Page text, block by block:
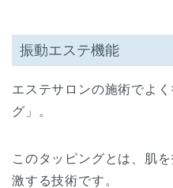
振動エステ機能
エステサロンの施術でよ
グ」。
このタッピングとは、肌
激する技術です。